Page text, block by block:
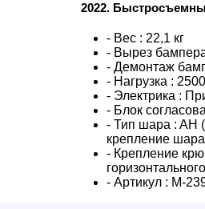
2022.
- Вес : 22,1 кг
- Вырез
- Демонтаж
- Нагрузка :
- Электрика :
- Блок
- Тип шара : AH
крепление
- Крепление
- Артикул : M-